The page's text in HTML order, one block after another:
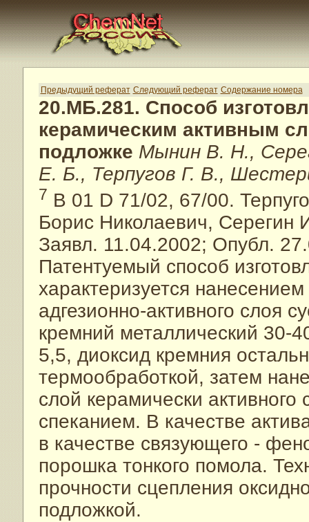
Предыдущий реферат Следующий реферат Содержание номера
20.МБ.281. Способ
керамическим активным
подложке Мынин В. Н.,
Е. Б., Терпугов Г. В.,
7 B 01 D 71/02, 67/00.
Борис Николаевич,
Заявл. 11.04.2002; Опубл.
Патентуемый способ
характеризуется
адгезионно-активного слоя
кремний металлический 30-
5,5, диоксид кремния
термообработкой, затем
слой керамически
спеканием. В качестве
в качестве связующего -
порошка тонкого помола.
прочности сцепления
подложкой.